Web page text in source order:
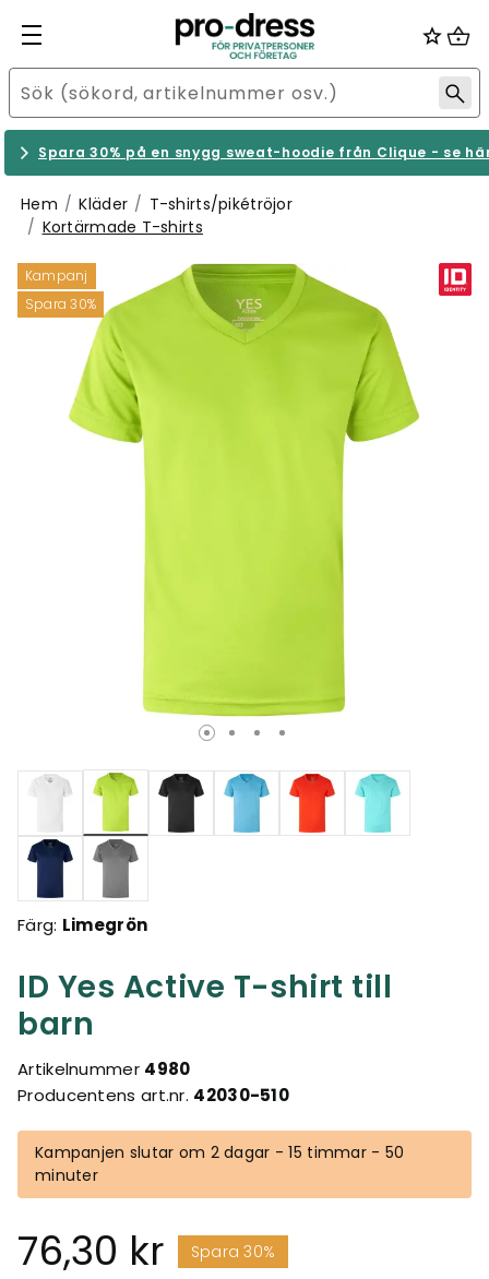
Spara 30% på en snygg sweat-hoodie från Clique - se
Hem Kläder
T-shirts/pikétröjor
Kortärmade T-shirts
Kampanj
Spara 30%
ID Yes Active T-shirt till
barn
Artikelnummer 4980
Producentens art.nr. 42030-510
Kampanjen slutar om 2 dagar - 15 timmar - 50
minuter
76,30 kr
Spara 30%
Valda
Färg: Limegrön